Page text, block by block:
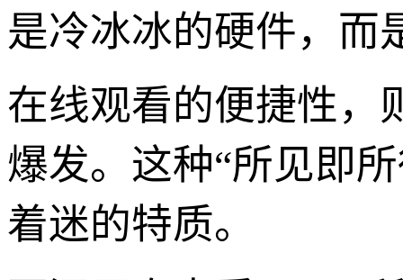
是冷冰冰的硬件，而
在线观看的便捷性，
爆发。这种“所见即
着迷的特质。